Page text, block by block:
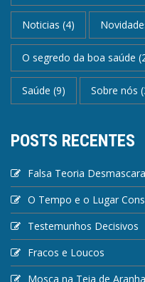
Noticias (4)
O segredo da boa saúde
Saúde (9) Sobre nós
POSTS RECENTES
Falsa Teoria
O Tempo e o Lugar
Testemunhos Decisivos
Fracos e Loucos
Mosca na Teia de Aranha